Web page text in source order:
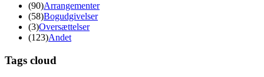
(90)Arrangementer
(58)Bogudgivelser
(3)Oversættelser
(123)Andet
Tags cloud